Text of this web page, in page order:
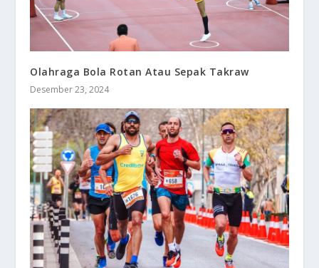
Olahraga Bola Rotan Atau Sepak Takraw
Desember 23, 2024